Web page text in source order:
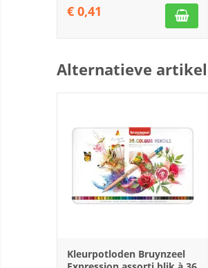
€ 0,41
Alternatieve
Kleurpotloden Bruynzeel